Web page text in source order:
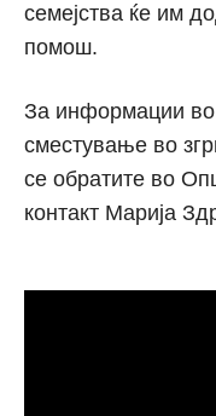
семејства ќе им
помош.
За информации во
сместување во
се обратите во
контакт Марија